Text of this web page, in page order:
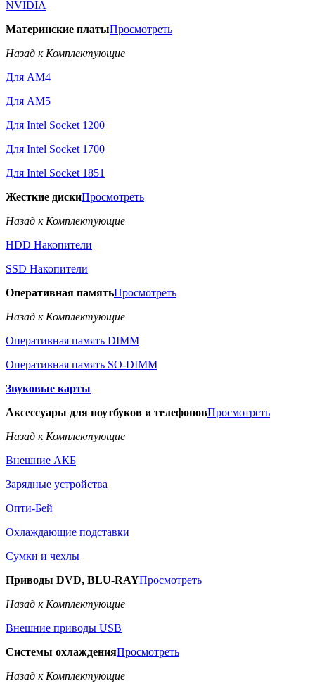
NVIDIA
Материнские платыПросмотреть
Назад к Комплектующие
Для AM4
Для AM5
Для Intel Socket 1200
Для Intel Socket 1700
Для Intel Socket 1851
Жесткие дискиПросмотреть
Назад к Комплектующие
HDD Накопители
SSD Накопители
Оперативная памятьПросмотреть
Назад к Комплектующие
Оперативная память DIMM
Оперативная память SO-DIMM
Звуковые карты
Аксессуары для ноутбуков и телефоновПросмотреть
Назад к Комплектующие
Внешние АКБ
Зарядные устройства
Опти-Бей
Охлаждающие подставки
Сумки и чехлы
Приводы DVD, BLU-RAYПросмотреть
Назад к Комплектующие
Внешние приводы USB
Системы охлажденияПросмотреть
Назад к Комплектующие